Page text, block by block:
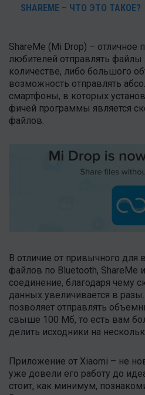
SHAREME – ЧТО ЭТО ТАКОЕ?
ShareMe (Mi Drop) – отличное
любителей отправлять
количестве, либо большого
возможность отправлять
смартфоны, в которых
фичей программы является
файлов.
В отличие от привычного для
файлов по Bluetooth, ShareMe
соединение, благодаря чему
данных увеличивается в
позволяет отправлять
свыше 100 Мб, то есть вам
делить исходники на
Приложение от Xiaomi – не
уже довели его работу до
стоит, как минимум,